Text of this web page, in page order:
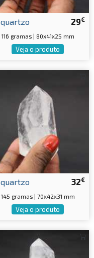
29€
quartzo
116 gramas | 80x41x25 mm
Veja o produto
32€
quartzo
145 gramas | 70x42x31 mm
Veja o produto